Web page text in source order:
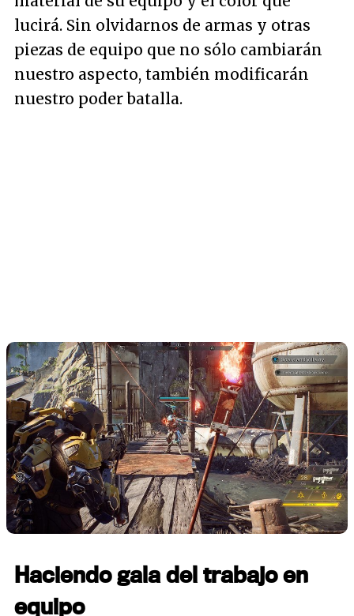
lucirá. Sin olvidarnos de armas y otras
piezas de equipo que no sólo cambiarán
nuestro aspecto, también modificarán
nuestro poder batalla.
Haciendo gala del trabajo en
equipo